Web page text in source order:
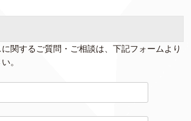
関するご質問・ご相談は、下記フォームより
。